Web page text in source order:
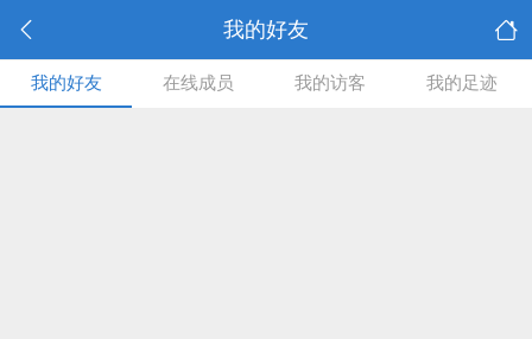
我的好友
我的好友 在线成员 我的访客 我的足迹